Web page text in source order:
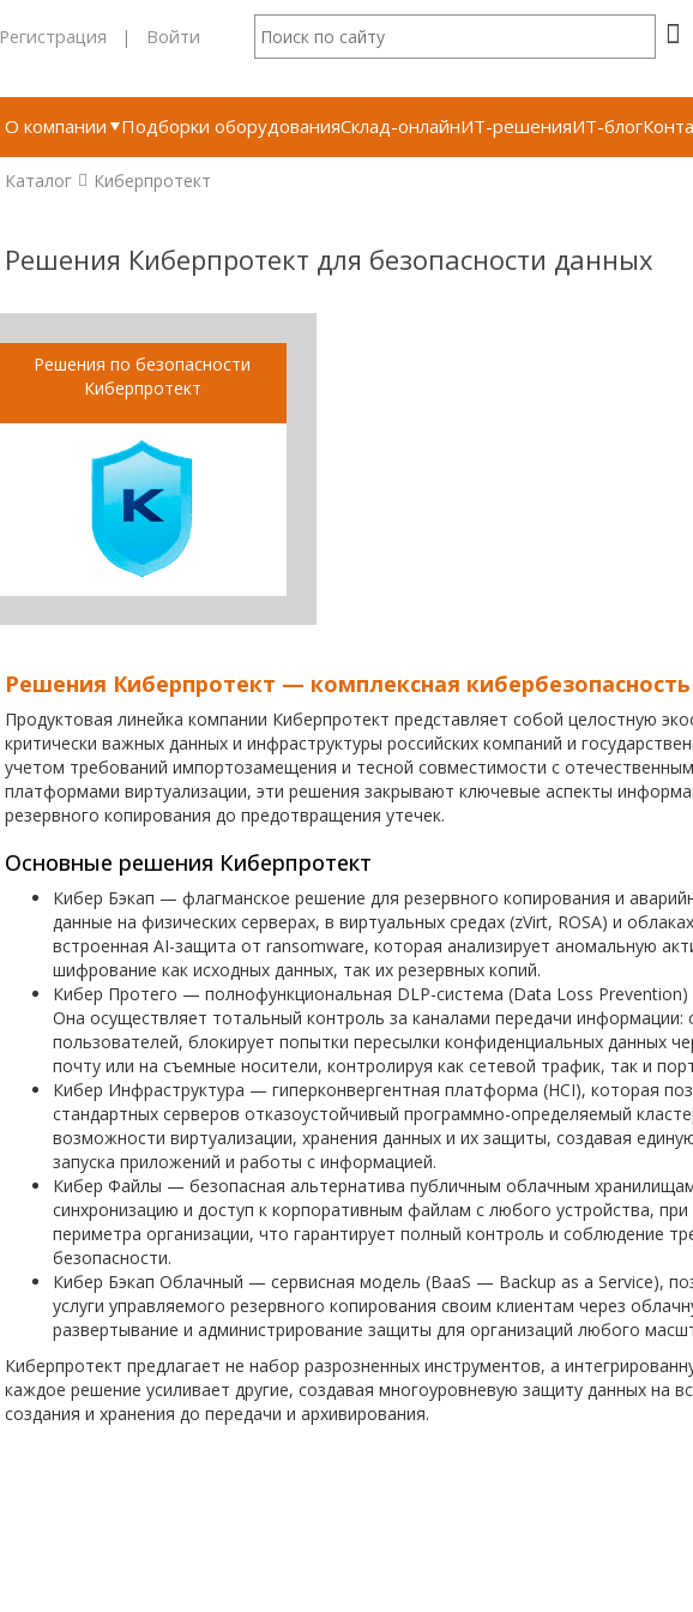
Регистрация | Войти
О компании Подборки оборудованияСклад-онлайнИТ-решенияИТ-блог
Каталог Киберпротект
Решения Киберпротект для безопасности данных
Решения по безопасности
Киберпротект
Решения Киберпротект — комплексная
Продуктовая линейка компании Киберпротект представляет собой целостную
критически важных данных и инфраструктуры российских компаний и
учетом требований импортозамещения и тесной совместимости с
платформами виртуализации, эти решения закрывают ключевые аспекты
резервного копирования до предотвращения утечек.
Основные решения Киберпротект
Кибер Бэкап — флагманское решение для резервного копирования и
данные на физических серверах, в виртуальных средах (zVirt, ROSA) и
встроенная AI-защита от ransomware, которая анализирует аномальную
шифрование как исходных данных, так их резервных копий.
Кибер Протего — полнофункциональная DLP-система (Data Loss Prevention)
Она осуществляет тотальный контроль за каналами передачи информации:
пользователей, блокирует попытки пересылки конфиденциальных данных
почту или на съемные носители, контролируя как сетевой трафик, так и
Кибер Инфраструктура — гиперконвергентная платформа (HCI), которая
стандартных серверов отказоустойчивый программно-определяемый
возможности виртуализации, хранения данных и их защиты, создавая
запуска приложений и работы с информацией.
Кибер Файлы — безопасная альтернатива публичным облачным
синхронизацию и доступ к корпоративным файлам с любого устройства,
периметра организации, что гарантирует полный контроль и соблюдение
безопасности.
Кибер Бэкап Облачный — сервисная модель (BaaS — Backup as a Service),
услуги управляемого резервного копирования своим клиентам через
развертывание и администрирование защиты для организаций любого
Киберпротект предлагает не набор разрозненных инструментов, а
каждое решение усиливает другие, создавая многоуровневую защиту данных на
создания и хранения до передачи и архивирования.